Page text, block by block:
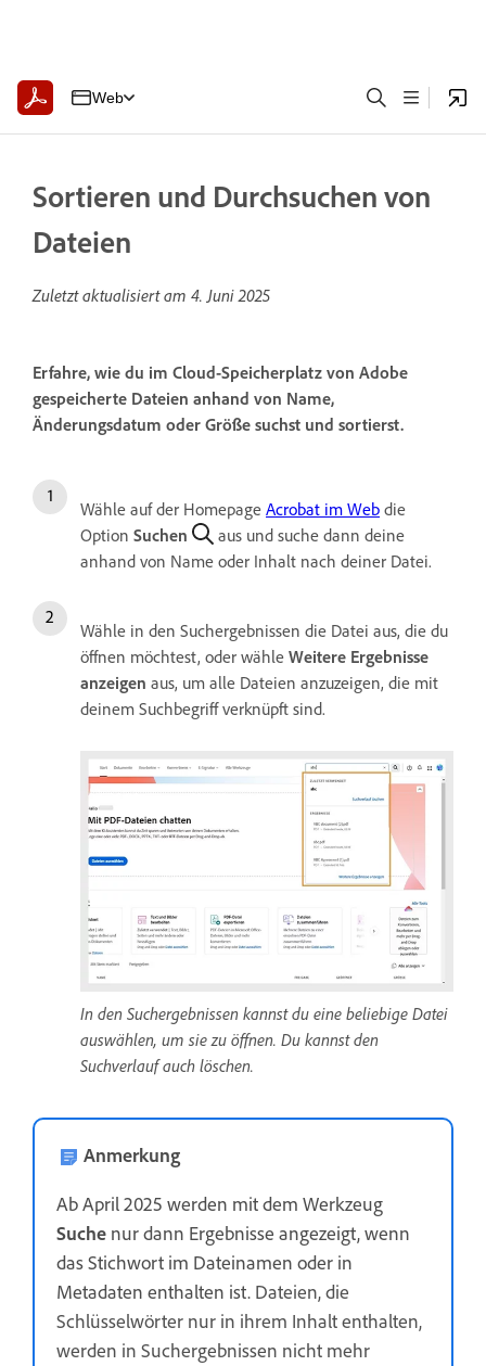
Web
Sortieren und Durchsuchen von
Dateien
Zuletzt aktualisiert am 4. Juni 2025
Erfahre, wie du im Cloud-Speicherplatz von Adobe
gespeicherte Dateien anhand von Name,
Änderungsdatum oder Größe suchst und sortierst.
Wähle auf der Homepage Acrobat im Web die
Option Suchen
aus und suche dann deine
anhand von Name oder Inhalt nach deiner Datei.
Wähle in den Suchergebnissen die Datei aus, die du
öffnen möchtest, oder wähle Weitere Ergebnisse
anzeigen aus, um alle Dateien anzuzeigen, die mit
deinem Suchbegriff verknüpft sind.
In den Suchergebnissen kannst du eine beliebige Datei
auswählen, um sie zu öffnen. Du kannst den
Suchverlauf auch löschen.
Anmerkung
Ab April 2025 werden mit dem Werkzeug
Suche nur dann Ergebnisse angezeigt, wenn
das Stichwort im Dateinamen oder in
Metadaten enthalten ist. Dateien, die
Schlüsselwörter nur in ihrem Inhalt enthalten,
werden in Suchergebnissen nicht mehr